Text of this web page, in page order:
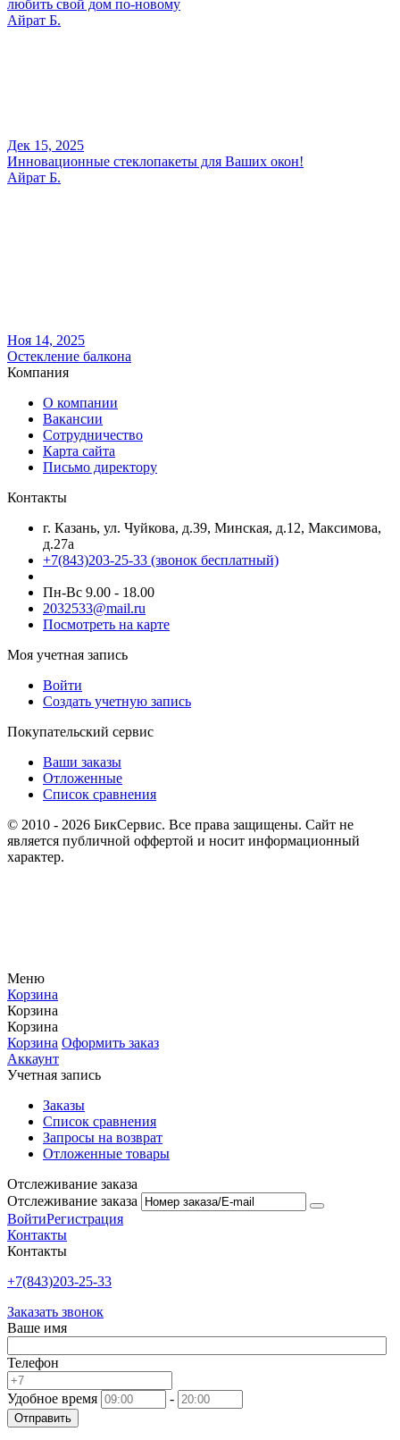
любить свой дом по-новому
Айрат Б.
Дек 15, 2025
Инновационные стеклопакеты для Ваших окон!
Айрат Б.
Ноя 14, 2025
Остекление балкона
Компания
О компании
Вакансии
Сотрудничество
Карта сайта
Письмо директору
Контакты
г. Казань, ул. Чуйкова, д.39, Минская, д.12, Максимова,
д.27а
+7(843)203-25-33 (звонок бесплатный)
Пн-Вс 9.00 - 18.00
2032533@mail.ru
Посмотреть на карте
Моя учетная запись
Войти
Создать учетную запись
Покупательский сервис
Ваши заказы
Отложенные
Список сравнения
© 2010 - 2026 БикСервис. Все права защищены. Сайт не
является публичной оффертой и носит информационный
характер.
Меню
Корзина
Корзина
Корзина
Корзина Оформить заказ
Аккаунт
Учетная запись
Заказы
Список сравнения
Запросы на возврат
Отложенные товары
Отслеживание заказа
Отслеживание заказа
ВойтиРегистрация
Контакты
Контакты
+7(843)203-25-33
Заказать звонок
Ваше имя
Телефон
Удобное время -
Отправить